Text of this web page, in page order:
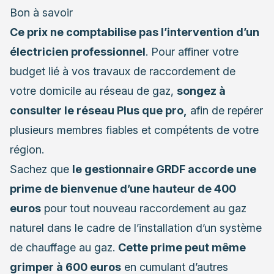
Bon à savoir
Ce prix ne comptabilise pas l’intervention d’un
électricien professionnel. Pour affiner votre
budget lié à vos travaux de raccordement de
votre domicile au réseau de gaz, songez à
consulter le réseau Plus que pro afin de repérer
plusieurs membres fiables et compétents de votre
région.
Sachez que le gestionnaire GRDF accorde une
prime de bienvenue d’une hauteur de 400
euros pour tout nouveau raccordement au gaz
naturel dans le cadre de l’installation d’un système
de chauffage au gaz. Cette prime peut même
grimper à 600 euros en cumulant d’autres